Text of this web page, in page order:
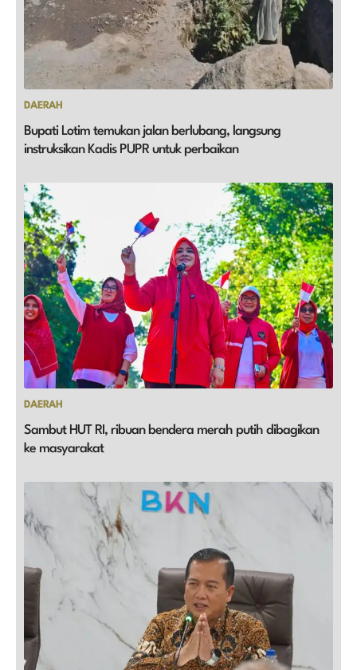
DAERAH
Bupati Lotim temukan jalan berlubang, langsung
instruksikan Kadis PUPR untuk perbaikan
DAERAH
Sambut HUT RI, ribuan bendera merah putih dibagikan
ke masyarakat